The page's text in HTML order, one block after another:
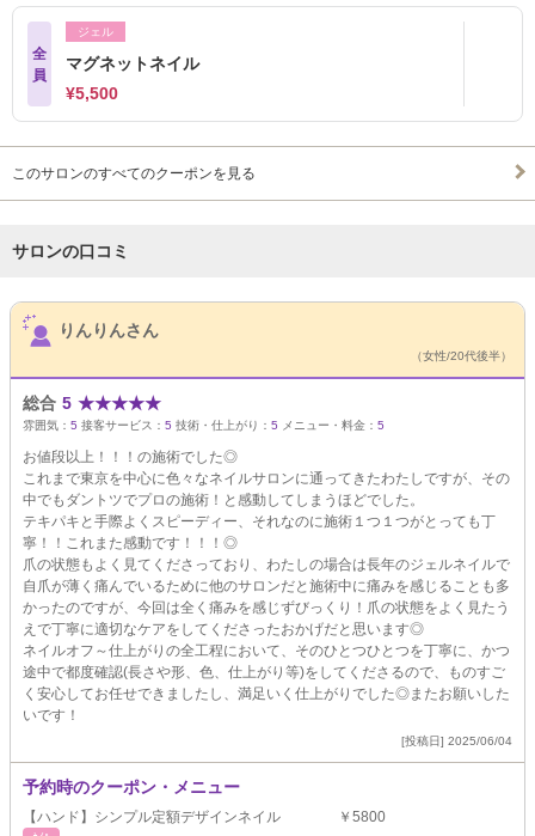
全
員
ジェル
マグネットネイル
¥5,500
このサロンのすべてのクーポンを見る
サロンの口コミ
サロンPick Up
りんりんさん
（女性/20代後半）
総合 5 ★★★★★
雰囲気： 5 接客サービス： 5 技術・仕上がり： 5 メニュー・料金： 5
お値段以上！！！の施術でした◎
これまで東京を中心に色々なネイルサロンに通ってきたわたしですが、その
中でもダントツでプロの施術！と感動してしまうほどでした。
テキパキと手際よくスピーディー、それなのに施術１つ１つがとっても丁
寧！！これまた感動です！！！◎
爪の状態もよく見てくださっており、わたしの場合は長年のジェルネイルで
自爪が薄く痛んでいるために他のサロンだと施術中に痛みを感じることも多
かったのですが、今回は全く痛みを感じずびっくり！爪の状態をよく見たう
えで丁寧に適切なケアをしてくださったおかげだと思います◎
ネイルオフ～仕上がりの全工程において、そのひとつひとつを丁寧に、かつ
途中で都度確認(長さや形、色、仕上がり等)をしてくださるので、ものすご
く安心してお任せできましたし、満足いく仕上がりでした◎またお願いした
いです！
[投稿日] 2025/06/04
予約時のクーポン・メニュー
【ハンド】シンプル定額デザインネイル ￥5800